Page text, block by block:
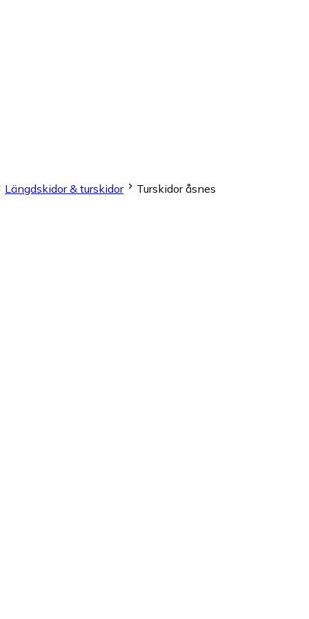
Längdskidor & turskidor Turskidor åsnes